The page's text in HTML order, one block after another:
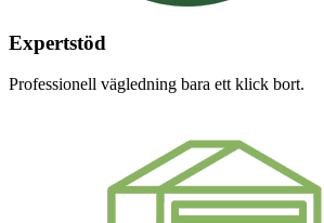
Expertstöd
Professionell vägledning bara ett klick bort.